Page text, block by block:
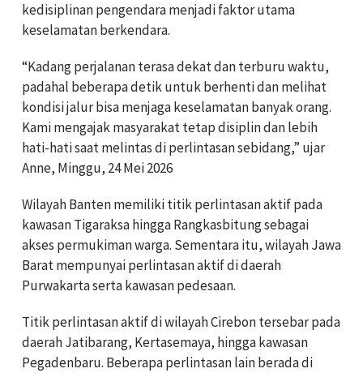
kedisiplinan pengendara menjadi faktor utama
keselamatan berkendara.
“Kadang perjalanan terasa dekat dan terburu waktu,
padahal beberapa detik untuk berhenti dan melihat
kondisi jalur bisa menjaga keselamatan banyak orang.
Kami mengajak masyarakat tetap disiplin dan lebih
hati-hati saat melintas di perlintasan sebidang,” ujar
Anne, Minggu, 24 Mei 2026
Wilayah Banten memiliki titik perlintasan aktif pada
kawasan Tigaraksa hingga Rangkasbitung sebagai
akses permukiman warga. Sementara itu, wilayah Jawa
Barat mempunyai perlintasan aktif di daerah
Purwakarta serta kawasan pedesaan.
Titik perlintasan aktif di wilayah Cirebon tersebar pada
daerah Jatibarang, Kertasemaya, hingga kawasan
Pegadenbaru. Beberapa perlintasan lain berada di